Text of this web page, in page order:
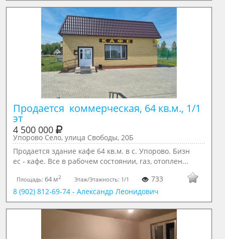
Продается  коммерческая, 64 кв.м., 1/1
эт
4 500 000
Упорово Село, улица Свободы, 20Б
Продается здание кафе 64 кв.м. в с. Упорово. Бизн
ес - кафе. Все в рабочем состоянии, газ, отоплен...
Площадь:64 м2 Этаж/Этажность: 1/1
733
8 (902) 812-69-74 - Александр Леонидович